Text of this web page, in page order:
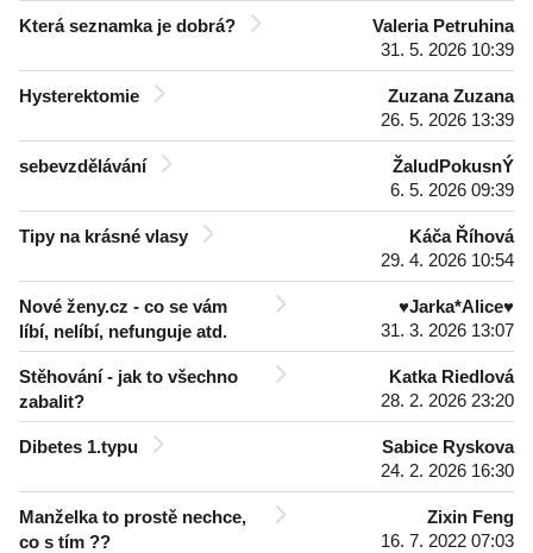
Která seznamka je dobrá?
Valeria Petruhina
31. 5. 2026 10:39
Hysterektomie
Zuzana Zuzana
26. 5. 2026 13:39
sebevzdělávání
ŽaludPokusnÝ
6. 5. 2026 09:39
Tipy na krásné vlasy
Káča Říhová
29. 4. 2026 10:54
Nové ženy.cz - co se vám
líbí, nelíbí, nefunguje atd.
♥Jarka*Alice♥
31. 3. 2026 13:07
Stěhování - jak to všechno
zabalit?
Katka Riedlová
28. 2. 2026 23:20
Dibetes 1.typu
Sabice Ryskova
24. 2. 2026 16:30
Manželka to prostě nechce,
co s tím ??
Zixin Feng
16. 7. 2022 07:03